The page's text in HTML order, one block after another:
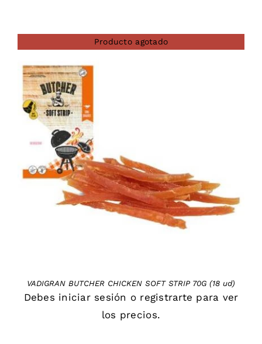
Producto agotado
VADIGRAN BUTCHER CHICKEN SOFT STRIP 70G (18 ud)
Debes iniciar sesión o registrarte para ver
los precios.